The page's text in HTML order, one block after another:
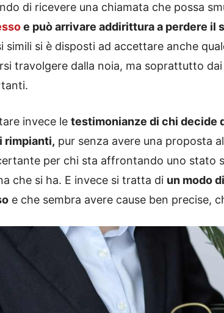
di ricevere una chiamata che possa
e può arrivare addirittura a perdere il
simili si è disposti ad accettare anche
travolgere dalla noia, ma soprattutto
invece le testimonianze di chi decide
rimpianti, pur senza avere una proposta
per chi sta affrontando uno stato
che si ha. E invece si tratta di un modo
e che sembra avere cause ben precise,